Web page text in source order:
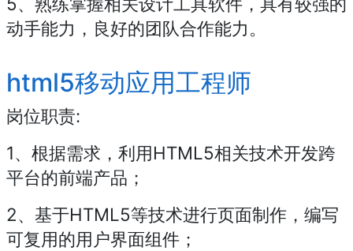
动手能力，良好的团队合作能力。
html5移动应用工程师
岗位职责:
1、根据需求，利用HTML5相关技术开发跨
平台的前端产品；
2、基于HTML5等技术进行页面制作，编写
可复用的用户界面组件；